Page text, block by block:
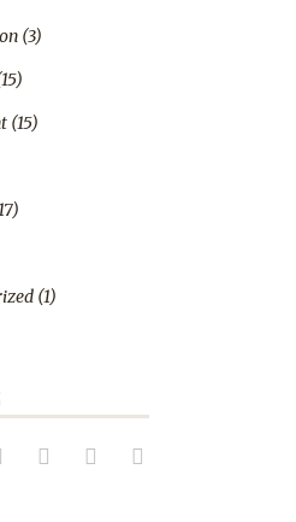
(3)
(15)
(1)